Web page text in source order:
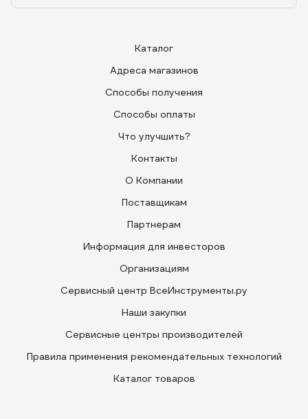
Каталог
Адреса магазинов
Способы получения
Способы оплаты
Что улучшить?
Контакты
О Компании
Поставщикам
Партнерам
Информация для инвесторов
Организациям
Сервисный центр ВсеИнструменты.ру
Наши закупки
Сервисные центры производителей
Правила применения рекомендательных технологий
Каталог товаров